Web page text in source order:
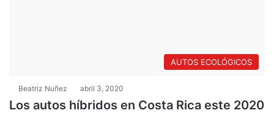
AUTOS ECOLÓGICOS
Beatriz Nuñez abril 3, 2020
Los autos híbridos en Costa Rica este 2020